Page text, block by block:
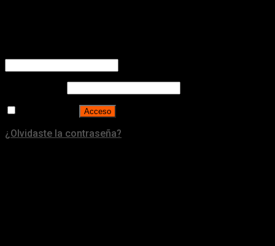
Acceso
¿Olvidaste la contraseña?